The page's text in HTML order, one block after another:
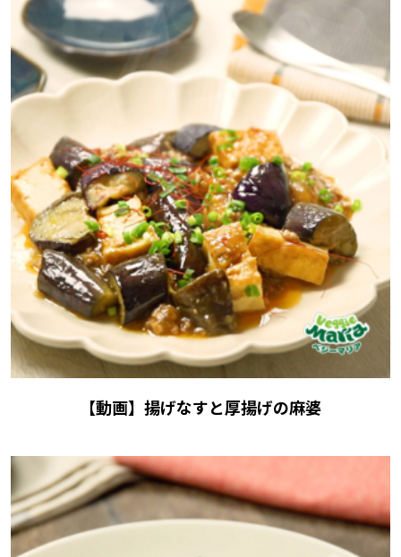
【動画】揚げなすと厚揚げの麻婆